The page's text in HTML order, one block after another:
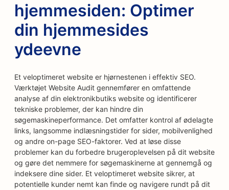
hjemmesiden: Optimer
din hjemmesides
ydeevne
Et veloptimeret website er hjørnestenen i effektiv SEO.
Værktøjet Website Audit gennemfører en omfattende
analyse af din elektronikbutiks website og identificerer
tekniske problemer, der kan hindre din
søgemaskineperformance. Det omfatter kontrol af ødelagte
links, langsomme indlæsningstider for sider, mobilvenlighed
og andre on-page SEO-faktorer. Ved at løse disse
problemer kan du forbedre brugeroplevelsen på dit website
og gøre det nemmere for søgemaskinerne at gennemgå og
indeksere dine sider. Et veloptimeret website sikrer, at
potentielle kunder nemt kan finde og navigere rundt på dit